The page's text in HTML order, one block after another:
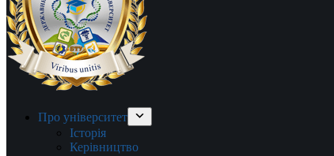
Про університет
Історія
Керівництво